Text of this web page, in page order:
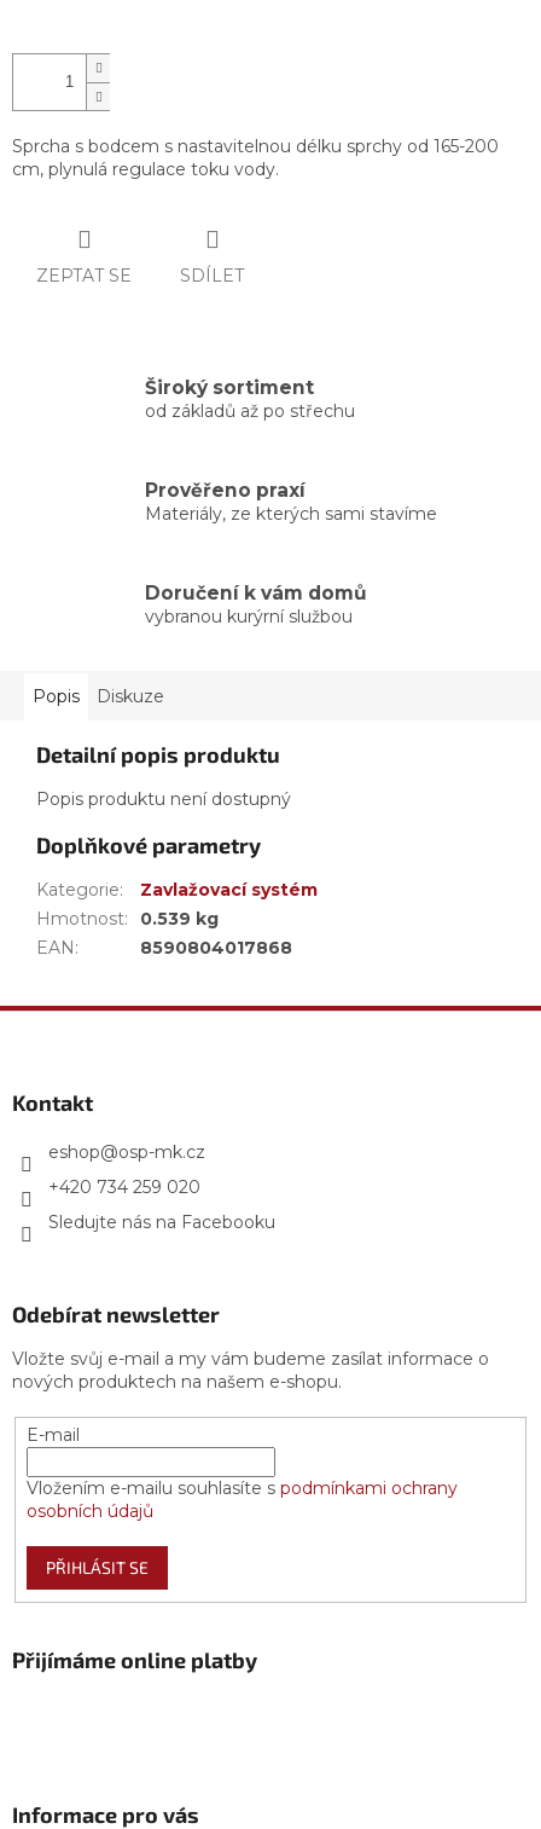
Sprcha s bodcem s nastavitelnou délku sprchy od 165-200
cm, plynulá regulace toku vody.
ZEPTAT SE SDÍLET
Široký sortiment
od základů až po střechu
Prověřeno praxí
Materiály, ze kterých sami stavíme
Doručení k vám domů
vybranou kurýrní službou
Popis Diskuze
Detailní popis produktu
Popis produktu není dostupný
Doplňkové parametry
Kategorie:
Zavlažovací systém
Hmotnost:
0.539 kg
EAN: 8590804017868
Kontakt
eshop@osp-mk.cz
+420 734 259 020
Sledujte nás na Facebooku
Odebírat newsletter
Vložte svůj e-mail a my vám budeme zasílat informace o
nových produktech na našem e-shopu.
E-mail
Vložením e-mailu souhlasíte s podmínkami ochrany
osobních údajů
PŘIHLÁSIT SE
Přijímáme online platby
Informace pro vás